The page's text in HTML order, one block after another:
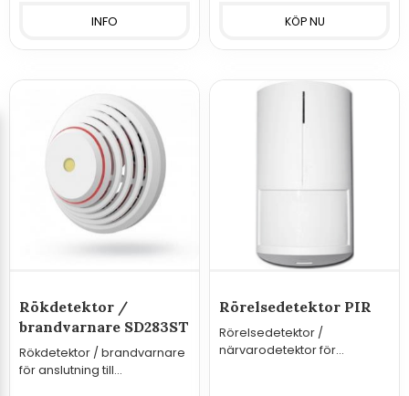
INFO
Rökdetektor /
brandvarnare SD283ST
Rökdetektor / brandvarnare
för anslutning till
Rörelsedetektor PIR
Rörelsedetektor /
närvarodetektor för